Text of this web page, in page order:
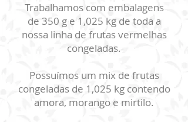
Trabalhamos com embalagens
de 350 g e 1,025 kg de toda a
nossa linha de frutas vermelhas
congeladas.
Possuímos um mix de frutas
congeladas de 1,025 kg contendo
amora, morango e mirtilo.